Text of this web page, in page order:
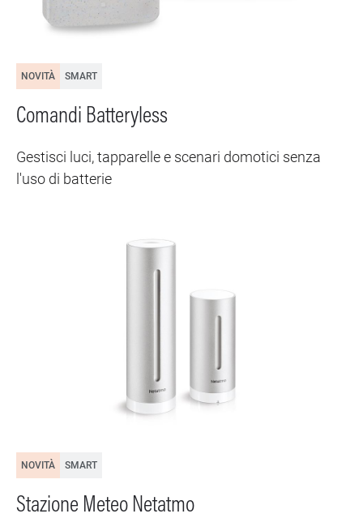
NOVITÀ SMART
Comandi Batteryless
Gestisci luci, tapparelle e scenari domotici senza
l'uso di batterie
NOVITÀ SMART
Stazione Meteo Netatmo